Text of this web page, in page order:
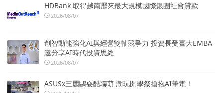
HDBank 取得越南歷來最大規模國際銀團社會貸款
2026/08/07
創智動能強化AI與經營雙軸競爭力 投資長受臺大EMBA
邀分享AI時代投資思維
2026/08/07
ASUSx三麗鷗耍酷聯萌 潮玩開學祭搶抱AI筆電！